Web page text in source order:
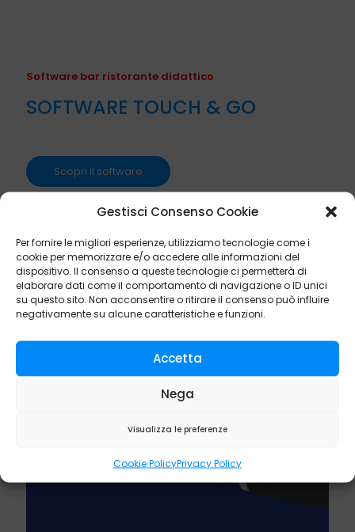
Gestisci Consenso Cookie
Per fornire le migliori esperienze, utilizziamo tecnologie come i
cookie per memorizzare e/o accedere alle informazioni del
dispositivo. Il consenso a queste tecnologie ci permetterà di
elaborare dati come il comportamento di navigazione o ID unici
su questo sito. Non acconsentire o ritirare il consenso può influire
negativamente su alcune caratteristiche e funzioni.
Accetta
Nega
Visualizza le preferenze
Cookie PolicyPrivacy Policy
Software bar ristorante didattico
SOFTWARE TOUCH & GO
Scopri il software